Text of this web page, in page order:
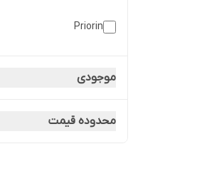
Priorin
Victoria rose / ویکتوریا رز
موجودی
محدوده قیمت